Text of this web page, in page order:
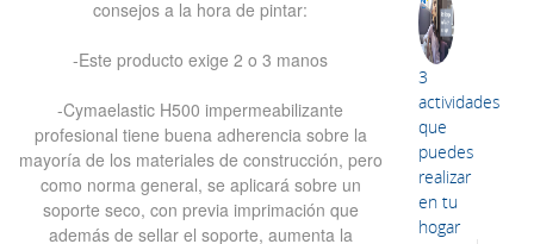
consejos a la hora de pintar:
-Este producto exige 2 o 3 manos
-Cymaelastic H500 impermeabilizante
profesional tiene buena adherencia sobre la
mayoría de los materiales de construcción, pero
como norma general, se aplicará sobre un
soporte seco, con previa imprimación que
además de sellar el soporte, aumenta la
3
actividades
que
puedes
realizar
en tu
hogar